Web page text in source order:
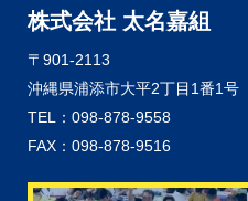
株式会社 太名嘉組
〒901-2113
沖縄県浦添市大平2丁目1番1号
TEL：098-878-9558
FAX：098-878-9516